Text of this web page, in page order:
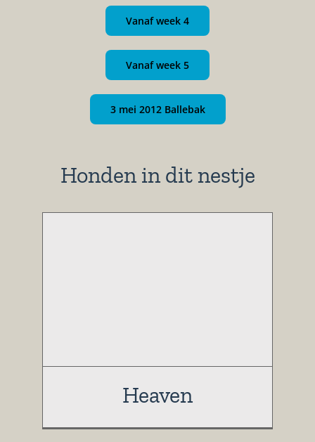
Vanaf week 4
Vanaf week 5
3 mei 2012 Ballebak
Honden in dit nestje
Heaven